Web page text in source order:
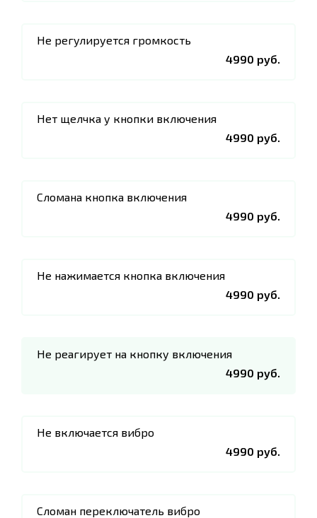
Не регулируется громкость
4990 руб.
Нет щелчка у кнопки включения
4990 руб.
Сломана кнопка включения
4990 руб.
Не нажимается кнопка включения
4990 руб.
Не реагирует на кнопку включения
4990 руб.
Не включается вибро
4990 руб.
Сломан переключатель вибро